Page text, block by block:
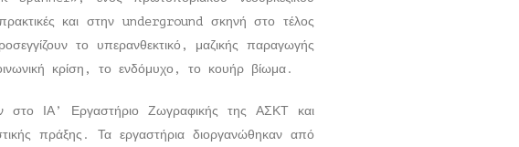
πρακτικές και στην underground σκηνή στο τέλος
το υπερανθεκτικό, μαζικής παραγωγής
κρίση, το ενδόμυχο, το κουήρ βίωμα.
στο ΙΑ’ Εργαστήριο Ζωγραφικής της ΑΣΚΤ και
πράξης. Τα εργαστήρια διοργανώθηκαν από